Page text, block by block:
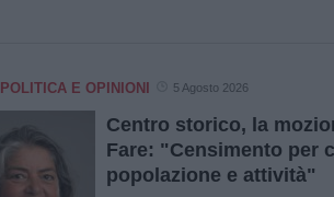
POLITICA E OPINIONI 5 Agosto 2026
Centro storico, la
Fare: "Censimento per
popolazione e attività"